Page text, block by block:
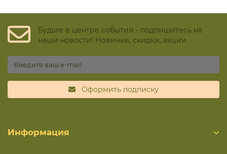
Будьте в центре событий - подпишитесь на
наши новости! Новинки, скидки, акции.
Оформить подписку
Информация